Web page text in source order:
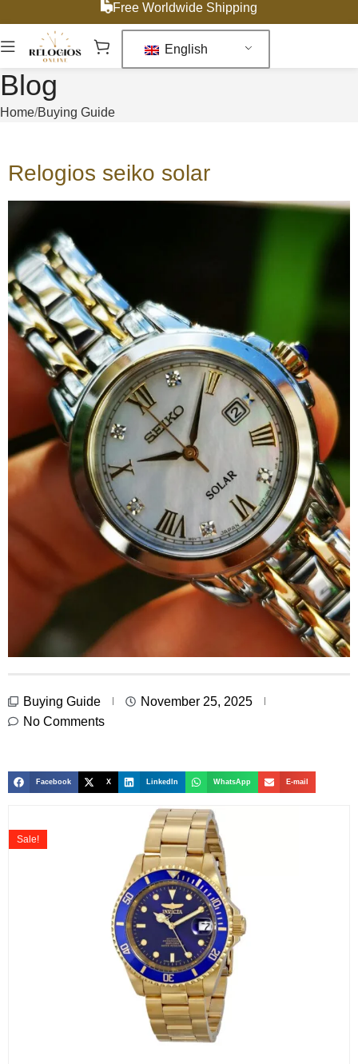
Free Worldwide Shipping
English
Blog
Home Buying Guide
Relogios seiko solar
Buying Guide
November 25, 2025
No Comments
Facebook X LinkedIn WhatsApp E-mail
Sale!